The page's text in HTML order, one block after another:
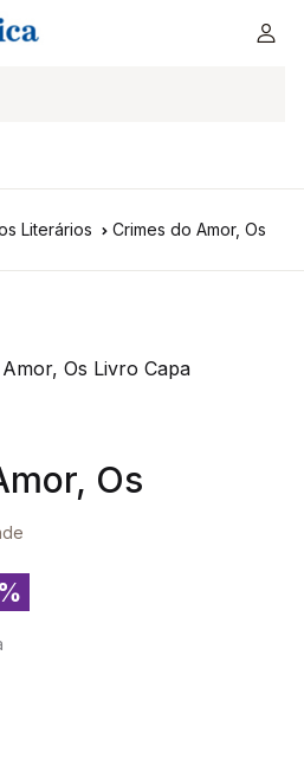
Literários Crimes do Amor, Os
Os